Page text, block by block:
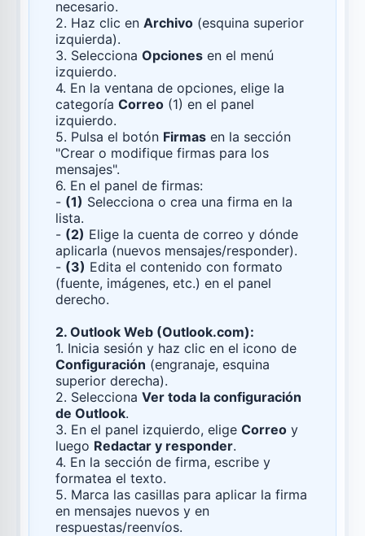
necesario.
2. Haz clic en Archivo (esquina superior
izquierda).
3. Selecciona Opciones en el menú
izquierdo.
4. En la ventana de opciones, elige la
categoría Correo (1) en el panel
izquierdo.
5. Pulsa el botón Firmas en la sección
"Crear o modifique firmas para los
mensajes".
6. En el panel de firmas:
- (1) Selecciona o crea una firma en la
lista.
- (2) Elige la cuenta de correo y dónde
aplicarla (nuevos mensajes/responder).
- (3) Edita el contenido con formato
(fuente, imágenes, etc.) en el panel
derecho.
2. Outlook Web (Outlook.com):
1. Inicia sesión y haz clic en el icono de
Configuración (engranaje, esquina
superior derecha).
2. Selecciona Ver toda la configuración
de Outlook.
3. En el panel izquierdo, elige Correo y
luego Redactar y responder.
4. En la sección de firma, escribe y
formatea el texto.
5. Marca las casillas para aplicar la firma
en mensajes nuevos y en
respuestas/reenvíos.